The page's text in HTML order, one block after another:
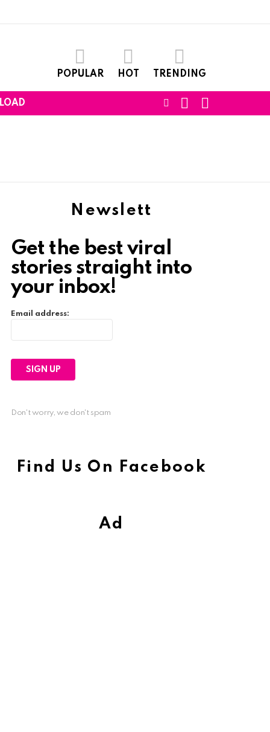
POPULAR HOT TRENDING
FOLLOWSEARCH
Newslett
Get the best viral
stories straight into
your inbox!
Email address:
Don't worry, we don't spam
Find Us On Facebook
Ad